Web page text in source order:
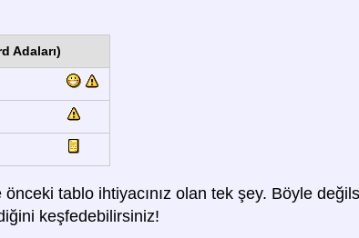
Adaları)
önceki tablo ihtiyacınız olan tek şey. Böyle
keşfedebilirsiniz!